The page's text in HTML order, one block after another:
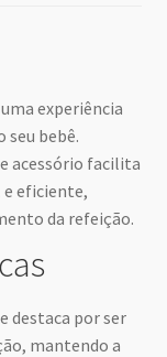
experiência
seu bebê.
acessório facilita
e eficiente,
da refeição.
destaca por ser
mantendo a